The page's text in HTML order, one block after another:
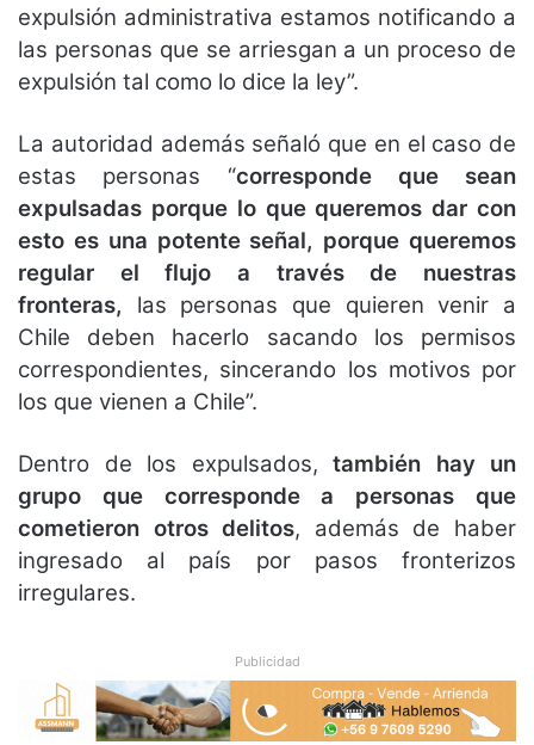
expulsión administrativa estamos notificando a
las personas que se arriesgan a un proceso de
expulsión tal como lo dice la ley”.
La autoridad además señaló que en el caso de
estas personas “corresponde que sean
expulsadas porque lo que queremos dar con
esto es una potente señal, porque queremos
regular el flujo a través de nuestras
fronteras, las personas que quieren venir a
Chile deben hacerlo sacando los permisos
correspondientes, sincerando los motivos por
los que vienen a Chile”.
Dentro de los expulsados, también hay un
grupo que corresponde a personas que
cometieron otros delitos, además de haber
ingresado al país por pasos fronterizos
irregulares.
Publicidad